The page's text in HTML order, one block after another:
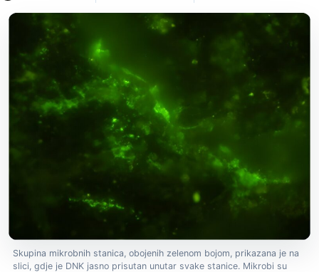
Skupina mikrobnih stanica, obojenih zelenom bojom, prikazana je na
slici, gdje je DNK jasno prisutan unutar svake stanice. Mikrobi su